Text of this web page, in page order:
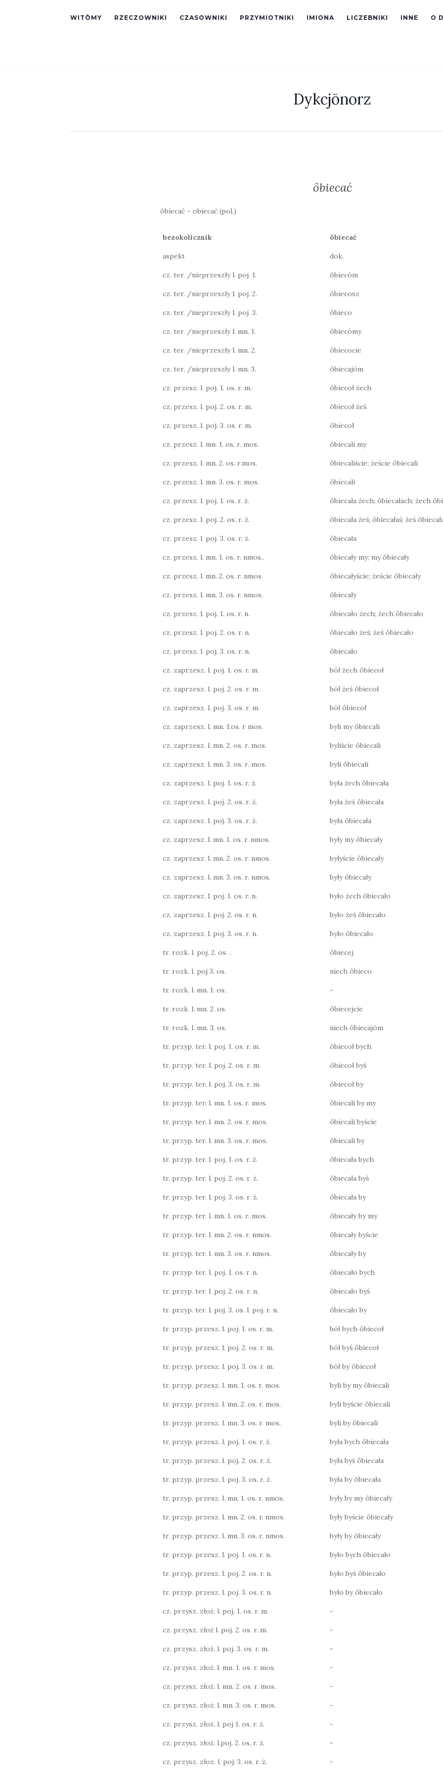
WITŌMY RZECZOWNIKI CZASOWNIKI PRZYMIOTNIKI IMIONA LICZEBNIKI INNE O
Dykcjōnorz
ôbiecać
ôbiecać – obiecać (pol.)
bezokolicznik ôbiecać
aspekt dok.
cz. ter. /nieprzeszły l. poj. 1. ôbiecōm
cz. ter. /nieprzeszły l. poj. 2. ôbiecosz
cz. ter. /nieprzeszły l. poj. 3. ôbieco
cz. ter. /nieprzeszły l. mn. 1. ôbiecōmy
cz. ter. /nieprzeszły l. mn. 2. ôbiecocie
cz. ter. /nieprzeszły l. mn. 3. ôbiecajōm
cz. przesz. l. poj. 1. os. r. m. ôbiecoł żech
cz. przesz. l. poj. 2. os. r. m. ôbiecoł żeś
cz. przesz. l. poj. 3. os. r. m. ôbiecoł
cz. przesz. l. mn. 1. os. r. mos. ôbiecali my
cz. przesz. l. mn. 2. os. r.mos. ôbiecaliście; żeście ôbiecali
cz. przesz. l. mn. 3. os. r. mos. ôbiecali
cz. przesz. l. poj. 1. os. r. ż. ôbiecała żech; ôbiecałach; żech
cz. przesz. l. poj. 2. os. r. ż. ôbiecała żeś; ôbiecałaś; żeś
cz. przesz. l. poj. 3. os. r. ż. ôbiecała
cz. przesz. l. mn. 1. os. r. nmos.. ôbiecały my; my ôbiecały
cz. przesz. l. mn. 2. os. r. nmos. ôbiecałyście; żeście ôbiecały
cz. przesz. l. mn. 3. os. r. nmos. ôbiecały
cz. przesz. l. poj. 1. os. r. n. ôbiecało żech; żech ôbiecało
cz. przesz. l. poj. 2. os. r. n. ôbiecało żeś; żeś ôbiecało
cz. przesz. l. poj. 3. os. r. n. ôbiecało
cz. zaprzesz. l. poj. 1. os. r. m. bōł żech ôbiecoł
cz. zaprzesz. l. poj. 2. os. r. m. bōł żeś ôbiecoł
cz. zaprzesz. l. poj. 3. os. r. m. bōł ôbiecoł
cz. zaprzesz. l. mn. 1.os. r mos. byli my ôbiecali
cz. zaprzesz. l. mn. 2. os. r. mos. byliście ôbiecali
cz. zaprzesz. l. mn. 3. os. r. mos. byli ôbiecali
cz. zaprzesz. l. poj. 1. os. r. ż. była żech ôbiecała
cz. zaprzesz. l. poj. 2. os. r. ż. była żeś ôbiecała
cz. zaprzesz. l. poj. 3. os. r. ż. była ôbiecała
cz. zaprzesz. l. mn. 1. os. r. nmos. były my ôbiecały
cz. zaprzesz. l. mn. 2. os. r. nmos. byłyście ôbiecały
cz. zaprzesz. l. mn. 3. os. r. nmos. były ôbiecały
cz. zaprzesz. l. poj. 1. os. r. n. było żech ôbiecało
cz. zaprzesz. l. poj. 2. os. r. n. było żeś ôbiecało
cz. zaprzesz. l. poj. 3. os. r. n. było ôbiecało
tr. rozk. l. poj. 2. os. . ôbiecej
tr. rozk. l. poj 3. os. niech ôbieco
tr. rozk. l. mn. 1. os. -
tr. rozk. l. mn. 2. os. ôbiecejcie
tr. rozk. l. mn. 3. os. niech ôbiecajōm
tr. przyp. ter. l. poj. 1. os. r. m. ôbiecoł bych
tr. przyp. ter. l. poj. 2. os. r. m. ôbiecoł byś
tr. przyp. ter. l. poj. 3. os. r. m. ôbiecoł by
tr. przyp. ter. l. mn. 1. os. r. mos. ôbiecali by my
tr. przyp. ter. l. mn. 2. os. r. mos. ôbiecali byście
tr. przyp. ter. l. mn. 3. os. r. mos. ôbiecali by
tr. przyp. ter. l. poj, 1. os. r. ż. ôbiecała bych
tr. przyp. ter. l. poj. 2. os. r. ż. ôbiecała byś
tr. przyp. ter. l. poj. 3. os. r. ż. ôbiecała by
tr. przyp. ter. l. mn. 1. os. r. mos. ôbiecały by my
tr. przyp. ter. l. mn. 2. os. r. nmos. ôbiecały byście
tr. przyp. ter. l. mn. 3. os. r. nmos. ôbiecały by
tr. przyp. ter. l. poj. 1. os. r. n. ôbiecało bych
tr. przyp. ter. l. poj. 2. os. r. n. ôbiecało byś
tr. przyp. ter. l. poj. 3. os. l. poj. r. n. ôbiecało by
tr. przyp. przesz. l. poj. 1. os. r. m. bōł bych ôbiecoł
tr. przyp. przesz. l. poj. 2. os. r. m. bōł byś ôbiecoł
tr. przyp. przesz. l. poj. 3. os. r. m. bōł by ôbiecoł
tr. przyp. przesz. l. mn. 1. os. r. mos. byli by my ôbiecali
tr. przyp. przesz. l. mn. 2. os. r. mos. byli byście ôbiecali
tr. przyp. przesz. l. mn. 3. os. r. mos. byli by ôbiecali
tr. przyp. przesz. l. poj. 1. os. r. ż. była bych ôbiecała
tr. przyp. przesz. l. poj. 2. os. r. ż. była byś ôbiecała
tr. przyp. przesz. l. poj. 3. os. r. ż. była by ôbiecała
tr. przyp. przesz. l. mn. 1. os. r. nmos. były by my ôbiecały
tr. przyp. przesz. l. mn. 2. os. r. nmos. były byście ôbiecały
tr. przyp. przesz. l. mn. 3. os. r. nmos. były by ôbiecały
tr. przyp. przesz. l. poj. 1. os. r. n. było bych ôbiecało
tr. przyp. przesz. l. poj. 2. os. r. n. było byś ôbiecało
tr. przyp. przesz. l. poj. 3. os. r. n. było by ôbiecało
cz. przysz. złoż. l. poj. 1. os. r. m. -
cz. przysz. złoż l. poj. 2. os. r. m. -
cz. przysz. złoż. l. poj. 3. os. r. m. -
cz. przysz. złoż. l. mn. 1. os. r. mos. -
cz. przysz. złoż. l. mn. 2. os. r. mos. -
cz. przysz. złoż. l. mn. 3. os. r. mos. -
cz. przysz. złoż. l. poj 1. os. r. ż. -
cz. przysz. złoż. l.poj. 2. os. r. ż. -
cz. przysz. złoz. l. poj. 3. os. r. ż. -